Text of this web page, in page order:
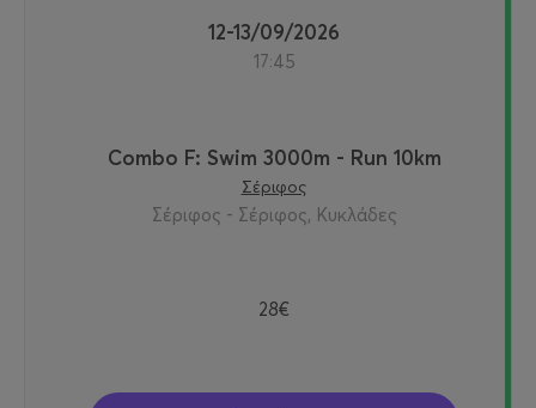
12-13/09/2026
17:45
Combo F: Swim 3000m - Run 10km
Σέριφος
Σέριφος - Σέριφος, Κυκλάδες
28€